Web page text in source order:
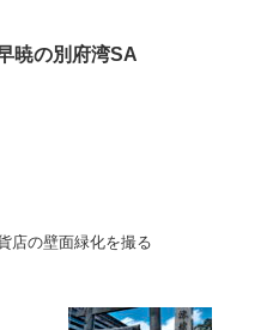
暁の別府湾SA
店の壁面緑化を撮る